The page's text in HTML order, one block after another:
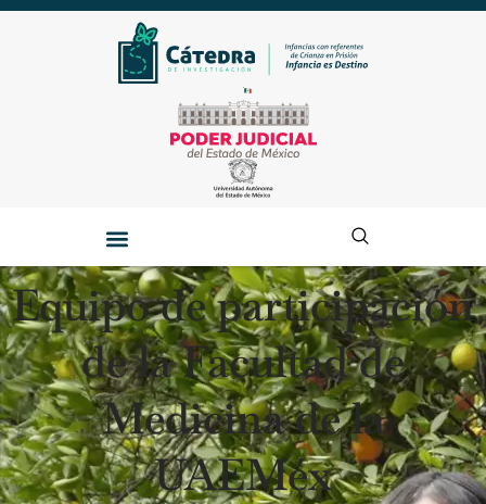
Equipo de participación
de la Facultad de
Medicina de la
UAEMéx